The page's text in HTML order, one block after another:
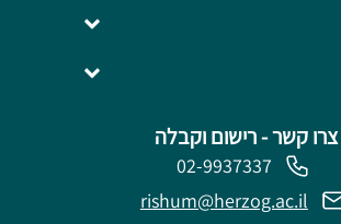
צרו קשר - רישום וקבלה
02-9937337
rishum@herzog.ac.il